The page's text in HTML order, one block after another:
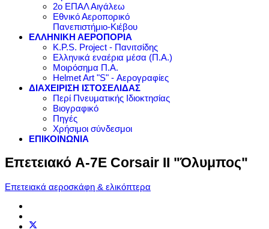
2ο ΕΠΑΛ Αιγάλεω
Εθνικό Αεροπορικό
Πανεπιστήμιο-Κιέβου
ΕΛΛΗΝΙΚΗ ΑΕΡΟΠΟΡΙΑ
K.P.S. Project - Πανιτσίδης
Ελληνικά εναέρια μέσα (Π.Α.)
Μοιρόσημα Π.Α.
Helmet Art "S" - Αερογραφίες
ΔΙΑΧΕΙΡΙΣΗ ΙΣΤΟΣΕΛΙΔΑΣ
Περί Πνευματικής Ιδιοκτησίας
Βιογραφικό
Πηγές
Χρήσιμοι σύνδεσμοι
ΕΠΙΚΟΙΝΩΝΙΑ
Επετειακό A-7E Corsair II "Όλυμπος"
Επετειακά αεροσκάφη & ελικόπτερα